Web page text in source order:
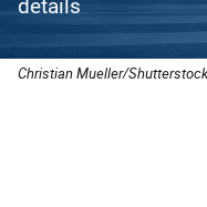
details
Christian Mueller/